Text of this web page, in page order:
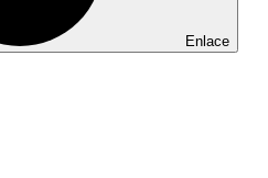
Enlace